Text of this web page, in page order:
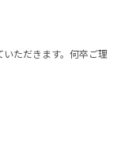
ただきます。何卒ご理